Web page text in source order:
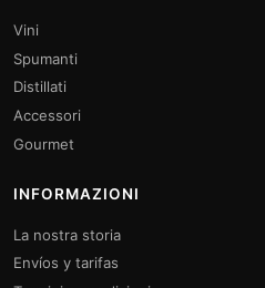
Vini
Spumanti
Distillati
Accessori
Gourmet
INFORMAZIONI
La nostra storia
Envíos y tarifas